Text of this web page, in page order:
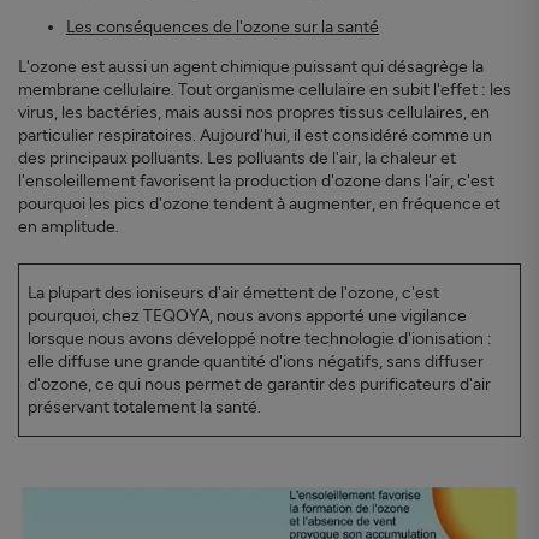
Les conséquences de l'ozone sur la santé
L'ozone est aussi un agent chimique puissant qui désagrège la
membrane cellulaire. Tout organisme cellulaire en subit l'effet : les
virus, les bactéries, mais aussi nos propres tissus cellulaires, en
particulier respiratoires. Aujourd'hui, il est considéré comme un
des principaux polluants. Les polluants de l'air, la chaleur et
l'ensoleillement favorisent la production d'ozone dans l'air, c'est
pourquoi les pics d'ozone tendent à augmenter, en fréquence et
en amplitude.
La plupart des ioniseurs d'air émettent de l'ozone, c'est
pourquoi, chez TEQOYA, nous avons apporté une vigilance
lorsque nous avons développé notre technologie d'ionisation :
elle diffuse une grande quantité d'ions négatifs, sans diffuser
d'ozone, ce qui nous permet de garantir des purificateurs d'air
préservant totalement la santé.